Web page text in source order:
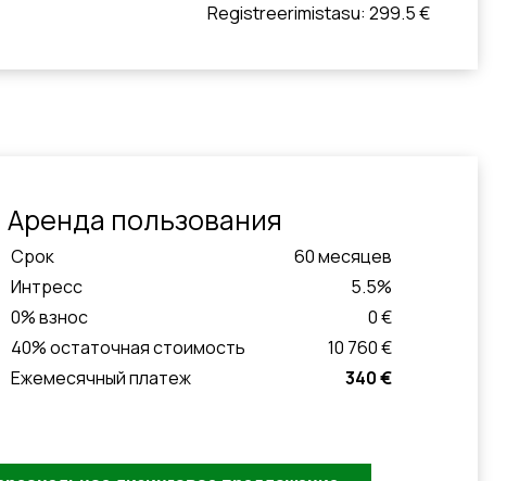
Registreerimistasu: 299.5 €
Aренда пользования
Cрок 60месяцeв
Интресс
5.5%
0% взнос
0 €
40% остаточная стоимость
10 760 €
Ежемесячный платеж
340 €